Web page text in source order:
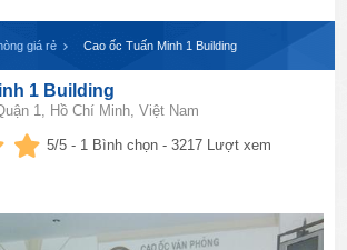
giá rẻ ​Cao ốc Tuấn Minh 1 Building
1 Building
1, Hồ Chí Minh, Việt Nam
5/5 - 1 Bình chọn - 3217 Lượt xem